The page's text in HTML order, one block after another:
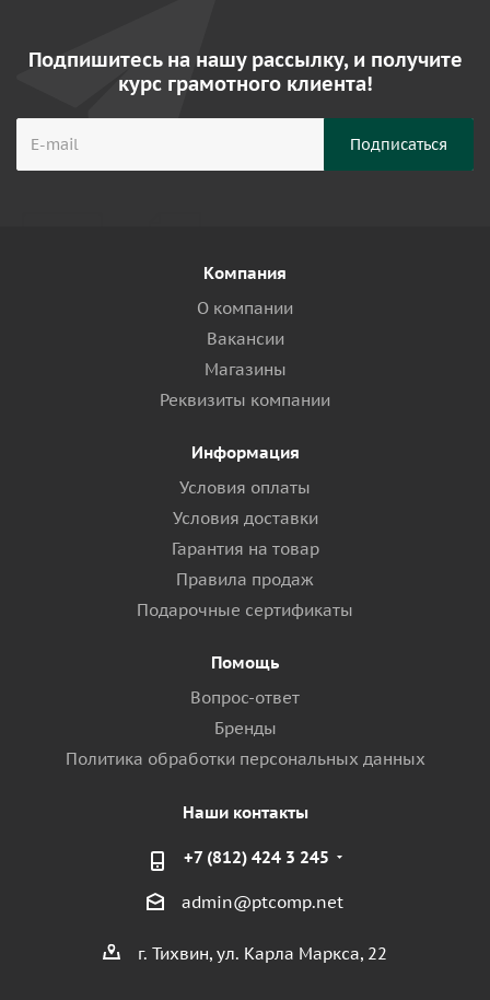
Подпишитесь на нашу рассылку, и получите
курс грамотного клиента!
Компания
О компании
Вакансии
Магазины
Реквизиты компании
Информация
Условия оплаты
Условия доставки
Гарантия на товар
Правила продаж
Подарочные сертификаты
Помощь
Вопрос-ответ
Бренды
Политика обработки персональных данных
Наши контакты
+7 (812) 424 3 245
admin@ptcomp.net
г. Тихвин, ул. Карла Маркса, 22